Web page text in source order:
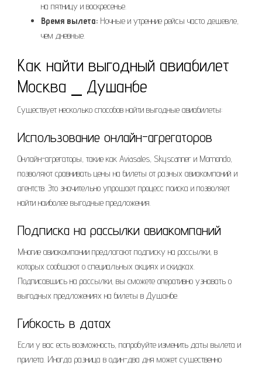
на пятницу и воскресенье.
Время вылета: Ночные и утренние рейсы часто дешевле,
чем дневные.
Как найти выгодный авиабилет
Москва ⎯ Душанбе
Существует несколько способов найти выгодные авиабилеты:
Использование онлайн-агрегаторов
Онлайн-агрегаторы, такие как Aviasales, Skyscanner и Momondo,
позволяют сравнивать цены на билеты от разных авиакомпаний и
агентств. Это значительно упрощает процесс поиска и позволяет
найти наиболее выгодные предложения.
Подписка на рассылки авиакомпаний
Многие авиакомпании предлагают подписку на рассылки, в
которых сообщают о специальных акциях и скидках.
Подписавшись на рассылки, вы сможете оперативно узнавать о
выгодных предложениях на билеты в Душанбе.
Гибкость в датах
Если у вас есть возможность, попробуйте изменить даты вылета и
прилета. Иногда разница в один-два дня может существенно